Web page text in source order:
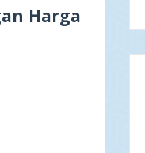
Harga